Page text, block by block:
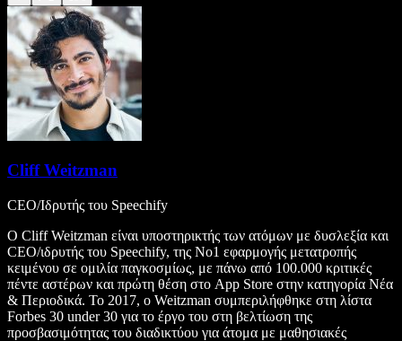
Cliff Weitzman
CEO/Ιδρυτής του Speechify
Ο Cliff Weitzman είναι υποστηρικτής των ατόμων με δυσλεξία και
CEO/ιδρυτής του Speechify, της Νο1 εφαρμογής μετατροπής
κειμένου σε ομιλία παγκοσμίως, με πάνω από 100.000 κριτικές
πέντε αστέρων και πρώτη θέση στο App Store στην κατηγορία Νέα
& Περιοδικά. Το 2017, ο Weitzman συμπεριλήφθηκε στη λίστα
Forbes 30 under 30 για το έργο του στη βελτίωση της
προσβασιμότητας του διαδικτύου για άτομα με μαθησιακές